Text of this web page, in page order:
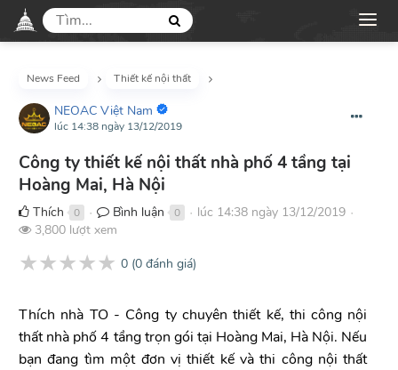
News Feed Thiết kế nội thất
NEOAC Việt Nam
lúc 14:38 ngày 13/12/2019
Công ty thiết kế nội thất nhà phố 4 tầng tại
Hoàng Mai, Hà Nội
Thích 0 ● Bình luận 0 ● lúc 14:38 ngày 13/12/2019 ●
3,800 lượt xem
★★★★★ 0 (0 đánh giá)
Thích nhà TO - Công ty chuyên thiết kế, thi công nội
thất nhà phố 4 tầng trọn gói tại Hoàng Mai, Hà Nội. Nếu
bạn đang tìm một đơn vị thiết kế và thi công nội thất